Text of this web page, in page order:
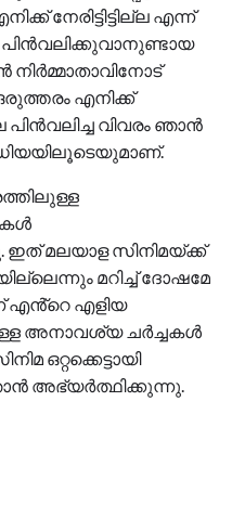
നേരിട്ടിട്ടില്ല എന്ന്
എനിക്ക്
പിൻവലിച്ച വിവരം ഞാൻ
ഇത് മലയാള സിനിമയ്ക്ക്
മറിച്ച് ദോഷമേ
എൻ്റെ എളിയ
അനാവശ്യ ചർച്ചകൾ
ഒറ്റക്കെട്ടായി
അഭ്യർത്ഥിക്കുന്നു.